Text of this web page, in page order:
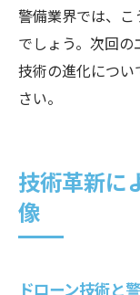
警備業界では、
でしょう。次回
技術の進化につ
さい。
技術革新に
像
ドローン技術と